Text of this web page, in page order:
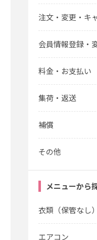
注文・変更・キ
会員情報登録・
料金・お支払い
集荷・返送
補償
その他
メニューから
衣類（保管なし）
エアコン